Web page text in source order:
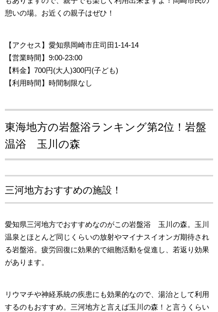
憩いの場。お近くの親子はぜひ！
【アクセス 】愛知県岡崎市庄司田1-14-14
【営業時間 】9:00-23:00
【料金】700円(大人)300円(子ども)
【利用時間】時間制限なし
東海地方の岩盤浴ランキング第2位！ 岩盤
温浴 玉川の森
三河地方おすすめの施設！
愛知県三河地方でおすすめなのがこの岩盤浴 玉川の森。玉川
温泉とほとんど同じくらいの放射やマイナスイオンガ期待され
る岩盤浴。疲労回復に効果的で細胞活動を促進し、若返り効果
があります。
リウマチや神経系統の疾患にも効果的なので、湯治として利用
するのもおすすめ。三河地方と言えば玉川の森！と言うくらい